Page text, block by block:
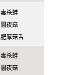
毒杀蛙
闇夜菇
肥厚菇舌
毒杀蛙
闇夜菇